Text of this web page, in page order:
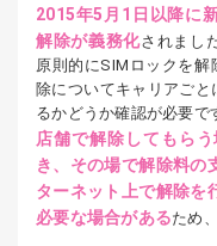
2015年5月1日以降に
解除が義務化されまし
原則的にSIMロックを
除についてキャリアご
るかどうか確認が必要で
店舗で解除してもら
き、その場で解除料の
ターネット上で解除を
必要な場合があるため